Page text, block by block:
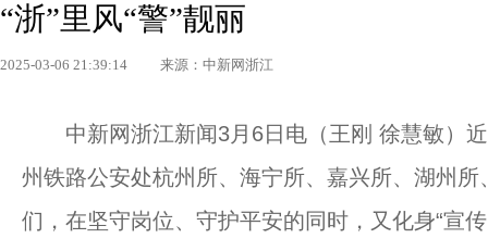
“浙”里风“警”靓丽
2025-03-06 21:39:14 来源：中新网浙江
中新网浙江新闻3月6日电（王刚 徐慧敏）近
州铁路公安处杭州所、海宁所、嘉兴所、湖州
们，在坚守岗位、守护平安的同时，又化身“宣